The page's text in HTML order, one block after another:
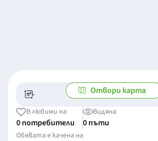
- -/-
Отвори карта
В любими на
0 потребители
Видяна
0 пъти
Обявата е качена на